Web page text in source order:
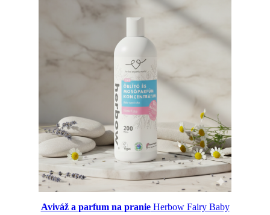
Aviváž a parfum na pranieHerbow Fairy Baby